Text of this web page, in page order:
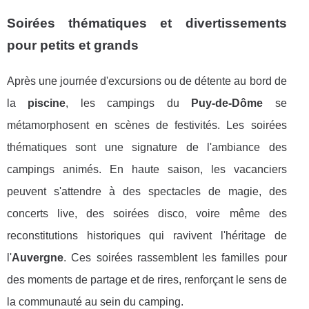
Soirées thématiques et divertissements
pour petits et grands
Après une journée d'excursions ou de détente au bord de
la piscine, les campings du Puy-de-Dôme se
métamorphosent en scènes de festivités. Les soirées
thématiques sont une signature de l'ambiance des
campings animés. En haute saison, les vacanciers
peuvent s'attendre à des spectacles de magie, des
concerts live, des soirées disco, voire même des
reconstitutions historiques qui ravivent l'héritage de
l'Auvergne. Ces soirées rassemblent les familles pour
des moments de partage et de rires, renforçant le sens de
la communauté au sein du camping.